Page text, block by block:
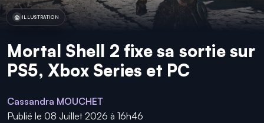
ILLUSTRATION
Mortal Shell 2 fixe sa sortie sur
PS5, Xbox Series et PC
Cassandra MOUCHET
Publié le 08 Juillet 2026 à 16h46